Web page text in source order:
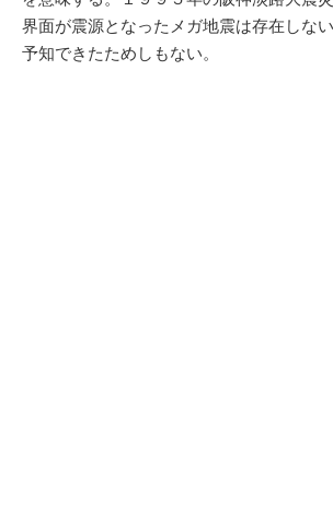
界面が震源となったメガ地震は存在しな
予知できたためしもない。